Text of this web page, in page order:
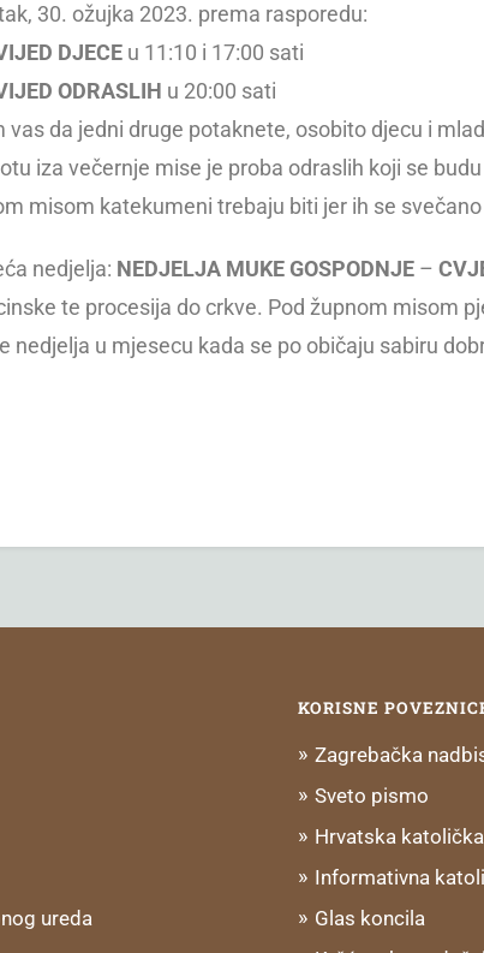
30. ožujka 2023. prema rasporedu:
DJECE u 11:10 i 17:00 sati
ODRASLIH u 20:00 sati
vas da jedni druge potaknete, osobito djecu i
iza večernje mise je proba odraslih koji se
misom katekumeni trebaju biti jer ih se
nedjelja: NEDJELJA MUKE GOSPODNJE –
te procesija do crkve. Pod župnom misom
nedjelja u mjesecu kada se po običaju sabiru
ureda
KORISNE
Zagrebačka
Sveto pismo
Hrvatska
Informativna
Glas koncila